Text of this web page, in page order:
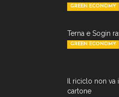
GREEN ECONOMY
Terna e Sogin
GREEN ECONOMY
Il riciclo non va
cartone